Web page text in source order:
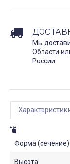
Мы
Области
России.
Форма (сечение)
Высота